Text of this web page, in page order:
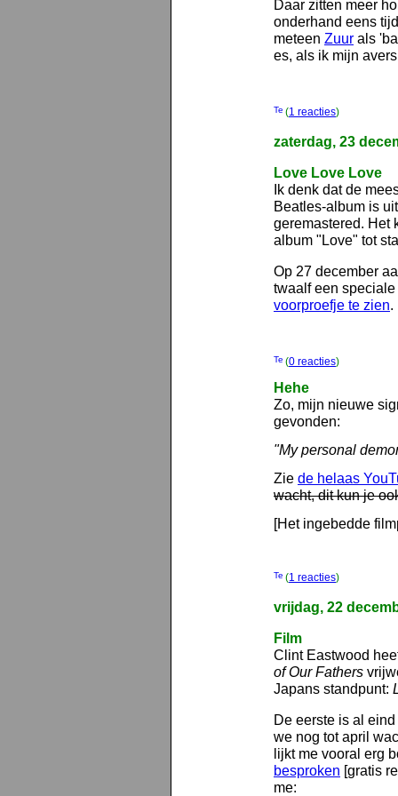
Daar zitten meer
onderhand eens
meteen Zuur als
es, als ik mijn
(1 reacties)
zaterdag, 23
Love Love Love
Ik denk dat de
Beatles-album is
geremastered. Het
album "Love" tot
Op 27 december
twaalf een
voorproefje te zien.
(0 reacties)
Hehe
Zo, mijn nieuwe
gevonden:
"My personal
Zie de helaas
wacht, dit kun je
[Het ingebedde
(1 reacties)
vrijdag, 22
Film
Clint Eastwood
of Our Fathers
Japans standpunt:
De eerste is al
we nog tot april
lijkt me vooral erg
besproken [gratis
me: